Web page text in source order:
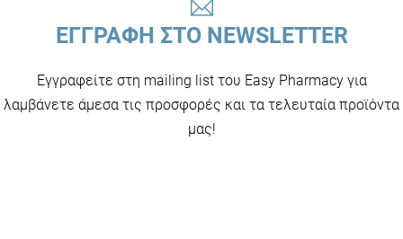
ΕΓΓΡΑΦΗ ΣΤΟ NEWSLETTER
Εγγραφείτε στη mailing list του Easy Pharmacy για
λαμβάνετε άμεσα τις προσφορές και τα τελευταία προϊόντα
μας!